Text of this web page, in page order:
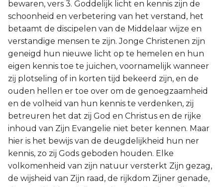
bewaren, vers 3. Goddelijk licht en kennis zijn de
schoonheid en verbetering van het verstand, het
betaamt de discipelen van de Middelaar wijze en
verstandige mensen te zijn. Jonge Christenen zijn
geneigd hun nieuwe licht op te hemelen en hun
eigen kennis toe te juichen, voornamelijk wanneer
zij plotseling of in korten tijd bekeerd zijn, en de
ouden hellen er toe over om de genoegzaamheid
en de volheid van hun kennis te verdenken, zij
betreuren het dat zij God en Christus en de rijke
inhoud van Zijn Evangelie niet beter kennen. Maar
hier is het bewijs van de deugdelijkheid hun ner
kennis, zo zij Gods geboden houden. Elke
volkomenheid van zijn natuur versterkt Zijn gezag,
de wijsheid van Zijn raad, de rijkdom Zijner genade,